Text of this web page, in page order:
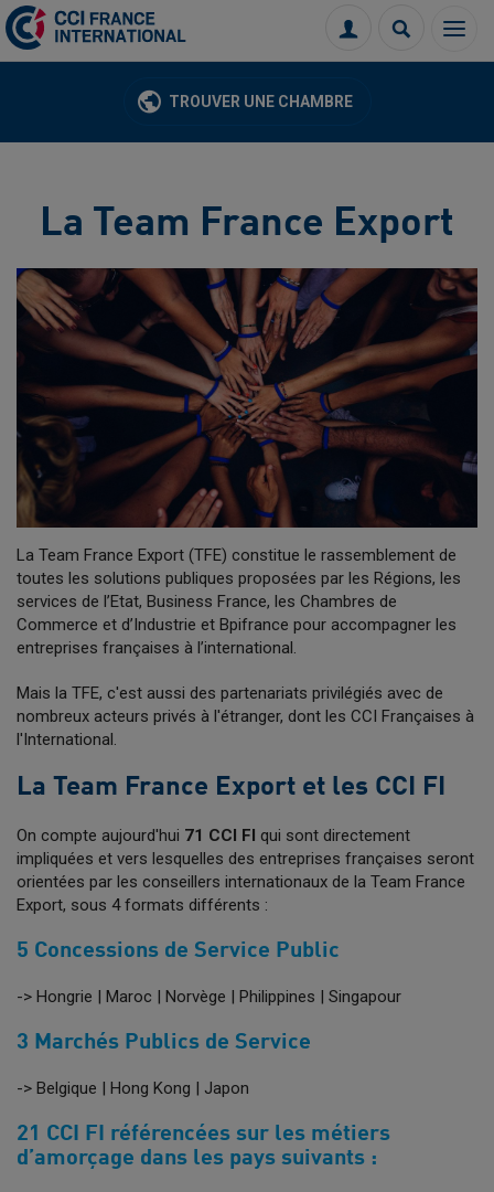
Menu
Connexion
TROUVER UNE CHAMBRE
La Team France Export
La Team France Export (TFE) constitue le rassemblement de
toutes les solutions publiques proposées par les Régions, les
services de l’Etat, Business France, les Chambres de
Commerce et d’Industrie et Bpifrance pour accompagner les
entreprises françaises à l’international.
Mais la TFE, c'est aussi des partenariats privilégiés avec de
nombreux acteurs privés à l'étranger, dont les CCI Françaises à
l'International.
La Team France Export et les CCI FI
On compte aujourd'hui 71 CCI FI qui sont directement
impliquées et vers lesquelles des entreprises françaises seront
orientées par les conseillers internationaux de la Team France
Export, sous 4 formats différents :
5 Concessions de Service Public
-> Hongrie | Maroc | Norvège | Philippines | Singapour
3 Marchés Publics de Service
-> Belgique | Hong Kong | Japon
21 CCI FI référencées sur les métiers
d’amorçage dans les pays suivants :